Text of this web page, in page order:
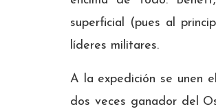
superficial (pues al
líderes militares.
A la expedición se unen
dos veces ganador del